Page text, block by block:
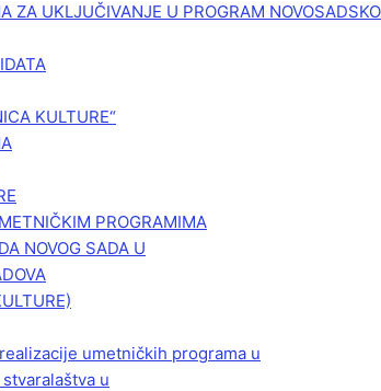
ZA UKLJUČIVANJE U PROGRAM
KULTURE“
PROGRAMIMA
NOVOG SADA U
umetničkih programa u
u